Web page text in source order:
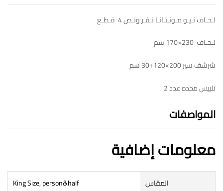
لـحـاف نـيـو مـونـتـانـا نـفـر ونـص 4 قـطـع
لـحـاف 230×170 سم
شرشف سير 200×120+30 سم
تلبيس مخده عدد 2
المواصفات
معلومات إضافية
المقاس King Size, person&half